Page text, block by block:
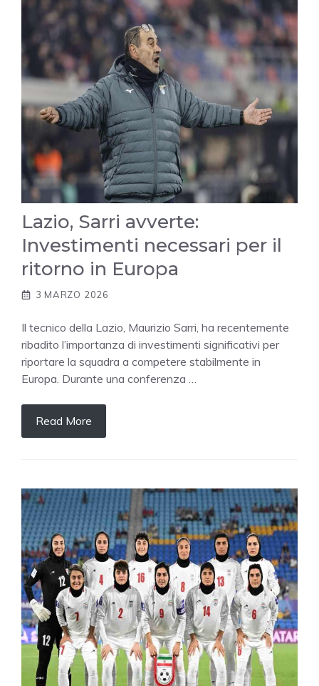
Lazio, Sarri avverte:
Investimenti necessari per il
ritorno in Europa
3 MARZO 2026
Il tecnico della Lazio, Maurizio Sarri, ha recentemente
ribadito l’importanza di investimenti significativi per
riportare la squadra a competere stabilmente in
Europa. Durante una conferenza …
Read More